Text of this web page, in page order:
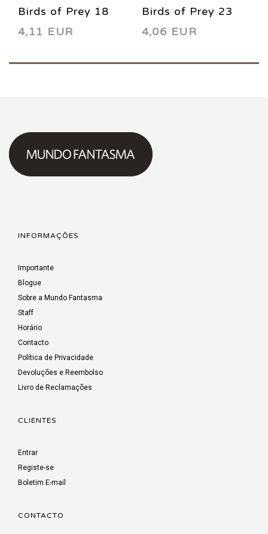
Birds of Prey 18
2000
4,11 EUR
Birds of Prey 23
2000
4,06 EUR
INFORMAÇÕES
Importante
Blogue
Sobre a Mundo Fantasma
Staff
Horário
Contacto
Política de Privacidade
Devoluções e Reembolso
Livro de Reclamações
CLIENTES
Entrar
Registe-se
Boletim E-mail
CONTACTO